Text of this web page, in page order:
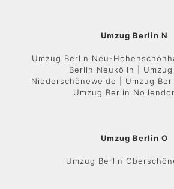
Umzug Berlin N
Umzug Berlin Neu-
Berlin Neukölln |
Niederschöneweide | Umzug
Umzug Berlin
Umzug Berlin O
Umzug Berlin